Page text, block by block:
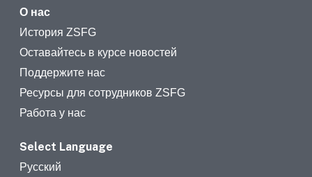
О нас
История ZSFG
Оставайтесь в курсе новостей
Поддержите нас
Ресурсы для сотрудников ZSFG
Работа у нас
Select Language
Русский